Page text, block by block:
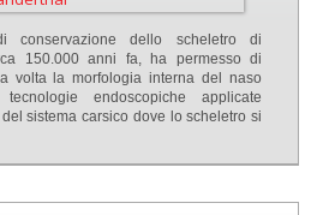
conservazione dello scheletro di
150.000 anni fa, ha permesso di
volta la morfologia interna del naso
endoscopiche applicate
sistema carsico dove lo scheletro si